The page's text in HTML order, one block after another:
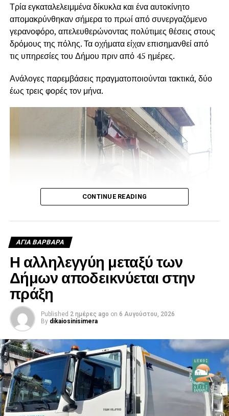
Τρία εγκαταλελειμμένα δίκυκλα και ένα αυτοκίνητο
απομακρύνθηκαν σήμερα το πρωί από συνεργαζόμενο
γερανοφόρο, απελευθερώνοντας πολύτιμες θέσεις στους
δρόμους της πόλης. Τα οχήματα είχαν επισημανθεί από
τις υπηρεσίες του Δήμου πριν από 45 ημέρες.
Ανάλογες παρεμβάσεις πραγματοποιούνται τακτικά, δύο
έως τρεις φορές τον μήνα.
CONTINUE READING
ΑΓΙΑ ΒΑΡΒΑΡΑ
Η αλληλεγγύη μεταξύ των
Δήμων αποδεικνύεται στην
πράξη
Published 2 ημέρες ago on 6 Αυγούστου, 2026
By dikaiosinisimera